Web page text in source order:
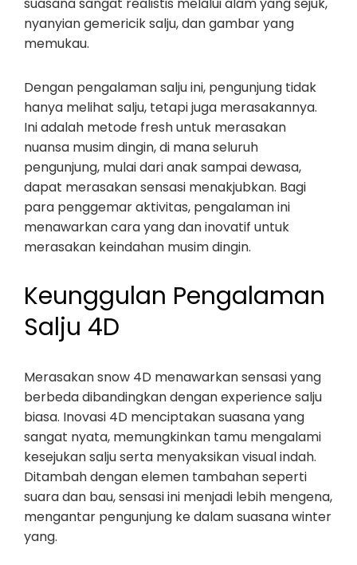
nyanyian gemericik salju, dan gambar yang
memukau.
Dengan pengalaman salju ini, pengunjung tidak
hanya melihat salju, tetapi juga merasakannya.
Ini adalah metode fresh untuk merasakan
nuansa musim dingin, di mana seluruh
pengunjung, mulai dari anak sampai dewasa,
dapat merasakan sensasi menakjubkan. Bagi
para penggemar aktivitas, pengalaman ini
menawarkan cara yang dan inovatif untuk
merasakan keindahan musim dingin.
Keunggulan Pengalaman
Salju 4D
Merasakan snow 4D menawarkan sensasi yang
berbeda dibandingkan dengan experience salju
biasa. Inovasi 4D menciptakan suasana yang
sangat nyata, memungkinkan tamu mengalami
kesejukan salju serta menyaksikan visual indah.
Ditambah dengan elemen tambahan seperti
suara dan bau, sensasi ini menjadi lebih mengena,
mengantar pengunjung ke dalam suasana winter
yang.